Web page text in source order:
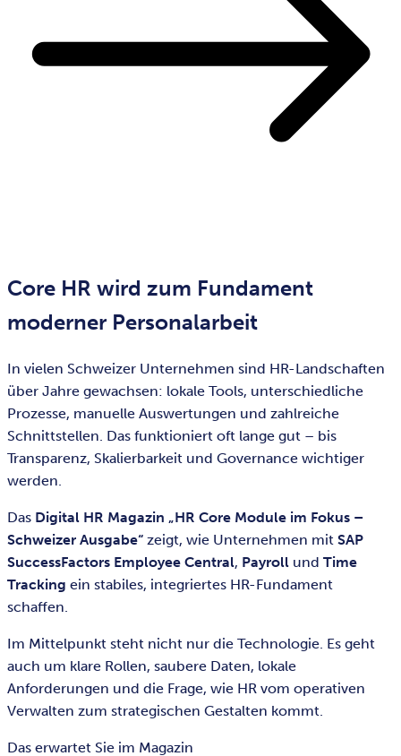
Core HR wird zum Fundament
moderner Personalarbeit
In vielen Schweizer Unternehmen sind HR-Landschaften
über Jahre gewachsen: lokale Tools, unterschiedliche
Prozesse, manuelle Auswertungen und zahlreiche
Schnittstellen. Das funktioniert oft lange gut – bis
Transparenz, Skalierbarkeit und Governance wichtiger
werden.
Das Digital HR Magazin „HR Core Module im Fokus –
Schweizer Ausgabe“ zeigt, wie Unternehmen mit SAP
SuccessFactors Employee Central, Payroll und Time
Tracking ein stabiles, integriertes HR-Fundament
schaffen.
Im Mittelpunkt steht nicht nur die Technologie. Es geht
auch um klare Rollen, saubere Daten, lokale
Anforderungen und die Frage, wie HR vom operativen
Verwalten zum strategischen Gestalten kommt.
Das erwartet Sie im Magazin